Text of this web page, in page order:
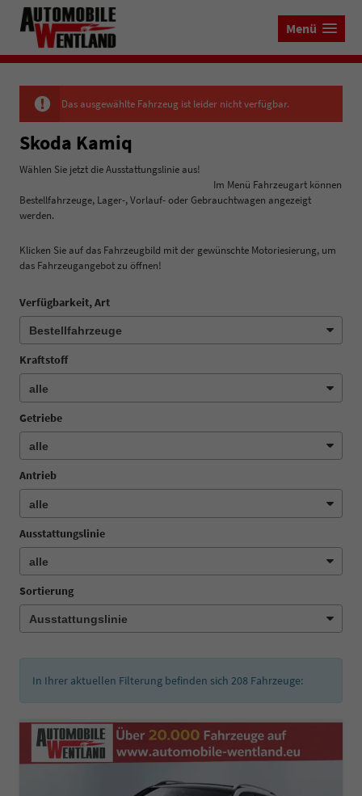
Menü
Das ausgewählte Fahrzeug ist leider nicht verfügbar.
Skoda Kamiq
Wählen Sie jetzt die Ausstattungslinie aus!
Im Menü Fahrzeugart können
Bestellfahrzeuge, Lager-, Vorlauf- oder Gebrauchtwagen angezeigt
werden.
Klicken Sie auf das Fahrzeugbild mit der gewünschte Motoriesierung, um
das Fahrzeugangebot zu öffnen!
Verfügbarkeit, Art
Kraftstoff
Getriebe
Antrieb
Ausstattungslinie
Sortierung
In Ihrer aktuellen Filterung befinden sich 208 Fahrzeuge: